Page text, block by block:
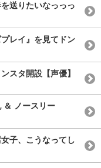
送りたいなっっっ
レイ』を見てドン
スタ開設【声優】
ノースリー
子、こうなってし